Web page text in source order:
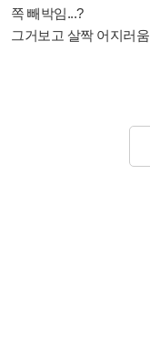
쪽 빼박임...?
그거보고 살짝 어지러